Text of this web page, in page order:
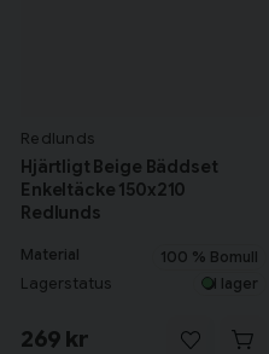
Redlunds
Hjärtligt Beige Bäddset
Enkeltäcke 150x210
Redlunds
Material 100 % Bomull
Lagerstatus I lager
269 kr